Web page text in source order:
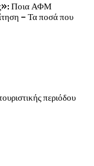
Ποια ΑΦΜ
– Τα ποσά που
περιόδου